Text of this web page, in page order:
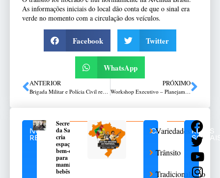
As informações iniciais do local dão conta de que o sinal era
verde no momento com a circulação dos veículos.
Facebook Twitter
WhatsApp
ANTERIOR
Brigada Militar e Polícia Civil realizam operação conjunta em Espumoso
PRÓXIMO
Workshop Executivo – Planejamento Comercial 2026 é neste dia 10 de novembro
NOTÍCIAS
RELACIONADAS
Secretaria
da Saúde
cria
espaço de
bem-estar
para
mamães e
bebês
CATEGORIAS
Variedades
Trânsito
Tradicionalismo
REDES